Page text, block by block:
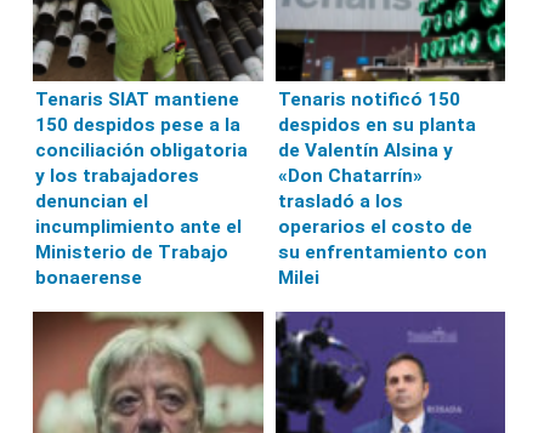
Tenaris SIAT mantiene
150 despidos pese a la
conciliación obligatoria
y los trabajadores
denuncian el
incumplimiento ante el
Ministerio de Trabajo
bonaerense
Tenaris notificó 150
despidos en su planta
de Valentín Alsina y
«Don Chatarrín»
trasladó a los
operarios el costo de
su enfrentamiento con
Milei